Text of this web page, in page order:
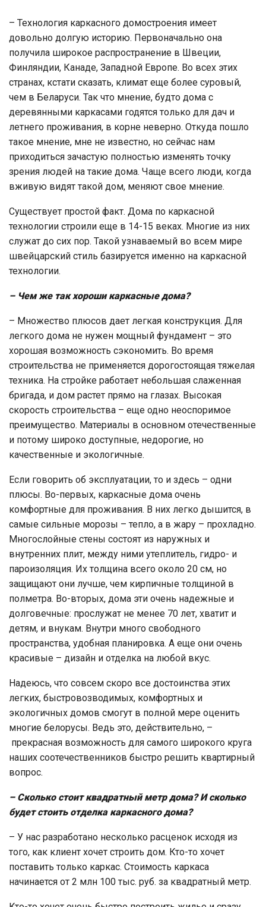
– Технология каркасного домостроения имеет
довольно долгую историю. Первоначально она
получила широкое распространение в Швеции,
Финляндии, Канаде, Западной Европе. Во всех этих
странах, кстати сказать, климат еще более суровый,
чем в Беларуси. Так что мнение, будто дома с
деревянными каркасами годятся только для дач и
летнего проживания, в корне неверно. Откуда пошло
такое мнение, мне не известно, но сейчас нам
приходиться зачастую полностью изменять точку
зрения людей на такие дома. Чаще всего люди, когда
вживую видят такой дом, меняют свое мнение.
Существует простой факт. Дома по каркасной
технологии строили еще в 14-15 веках. Многие из них
служат до сих пор. Такой узнаваемый во всем мире
швейцарский стиль базируется именно на каркасной
технологии.
– Чем же так хороши каркасные дома?
– Множество плюсов дает легкая конструкция. Для
легкого дома не нужен мощный фундамент – это
хорошая возможность сэкономить. Во время
строительства не применяется дорогостоящая тяжелая
техника. На стройке работает небольшая слаженная
бригада, и дом растет прямо на глазах. Высокая
скорость строительства – еще одно неоспоримое
преимущество. Материалы в основном отечественные
и потому широко доступные, недорогие, но
качественные и экологичные.
Если говорить об эксплуатации, то и здесь – одни
плюсы. Во-первых, каркасные дома очень
комфортные для проживания. В них легко дышится, в
самые сильные морозы – тепло, а в жару – прохладно.
Многослойные стены состоят из наружных и
внутренних плит, между ними утеплитель, гидро- и
пароизоляция. Их толщина всего около 20 см, но
защищают они лучше, чем кирпичные толщиной в
полметра. Во-вторых, дома эти очень надежные и
долговечные: прослужат не менее 70 лет, хватит и
детям, и внукам. Внутри много свободного
пространства, удобная планировка. А еще они очень
красивые – дизайн и отделка на любой вкус.
Надеюсь, что совсем скоро все достоинства этих
легких, быстровозводимых, комфортных и
экологичных домов смогут в полной мере оценить
многие белорусы. Ведь это, действительно, –
прекрасная возможность для самого широкого круга
наших соотечественников быстро решить квартирный
вопрос.
– Сколько стоит квадратный метр дома? И сколько
будет стоить отделка каркасного дома?
– У нас разработано несколько расценок исходя из
того, как клиент хочет строить дом. Кто-то хочет
поставить только каркас. Стоимость каркаса
начинается от 2 млн 100 тыс. руб. за квадратный метр.